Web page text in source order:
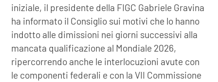
iniziale, il presidente della FIGC Gabriele Gravina
ha informato il Consiglio sui motivi che lo hanno
indotto alle dimissioni nei giorni successivi alla
mancata qualificazione al Mondiale 2026,
ripercorrendo anche le interlocuzioni avute con
le componenti federali e con la VII Commissione